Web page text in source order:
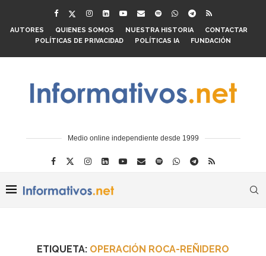
AUTORES QUIENES SOMOS NUESTRA HISTORIA
CONTACTAR
POLÍTICAS DE PRIVACIDAD
POLÍTICAS IA FUNDACIÓN
Medio online independiente desde 1999
ETIQUETA: OPERACIÓN ROCA-REÑIDERO